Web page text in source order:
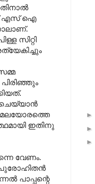
എസ് ഐ
സിറ്റി
ചെയ്യാൻ
മലയോരത്തെ
ഇതിനു
വേണം.
പാപ്പന്റെ
►
►
►